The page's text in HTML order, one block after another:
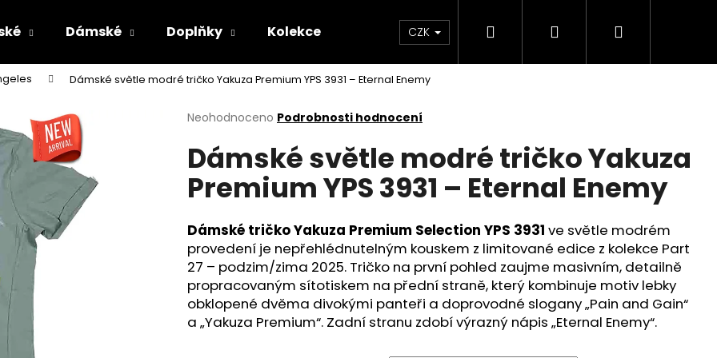
Dámské Doplňky Kolekce Kontakt Velkoobchod Obchodní
CZK Hledat PřihlášeníNákupní
Dámské světle modré tričko Yakuza Premium YPS 3931 – Eternal Enemy
Průměrné
produktu
je
0,0
hvězdiček.
Neohodnoceno Podrobnosti hodnocení
Dámské světle modré tričko Yakuza
Premium YPS 3931 – Eternal Enemy
Dámské tričko Yakuza Premium Selection YPS 3931 ve světle modrém
provedení je nepřehlédnutelným kouskem z limitované edice z kolekce Part
27 – podzim/zima 2025. Tričko na první pohled zaujme masivním, detailně
propracovaným sítotiskem na přední straně, který kombinuje motiv lebky
obklopené dvěma divokými panteři a doprovodné slogany „Pain and Gain“
a „Yakuza Premium“. Zadní stranu zdobí výrazný nápis „Eternal Enemy“.
Co potřebujete najít?
HLEDAT
Doporučujeme
MASKÁČOVÁ TRUCKER KŠILTOVKA